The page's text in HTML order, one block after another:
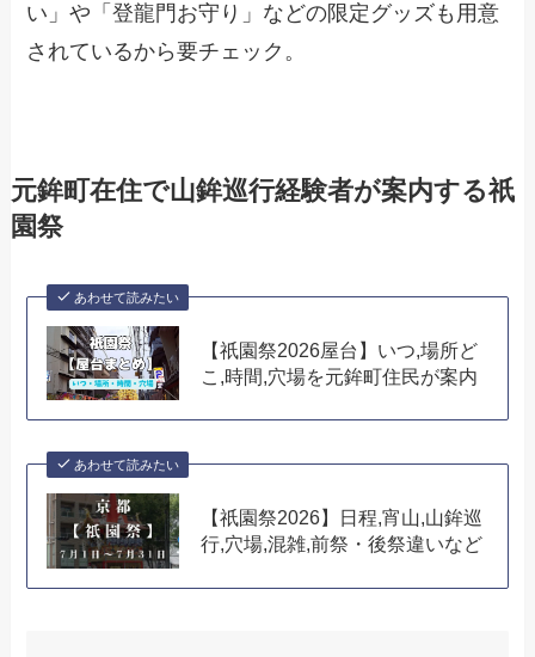
い」や「登龍門お守り」などの限定グッズも用意
されているから要チェック。
元鉾町在住で山鉾巡行経験者が案内する祇
園祭
あわせて読みたい
【祇園祭2026屋台】いつ,場所ど
こ,時間,穴場を元鉾町住民が案内
あわせて読みたい
【祇園祭2026】日程,宵山,山鉾巡
行,穴場,混雑,前祭・後祭違いなど